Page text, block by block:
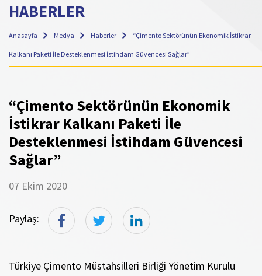
HABERLER
Anasayfa Medya Haberler “Çimento Sektörünün Ekonomik İstikrar
Kalkanı Paketi İle Desteklenmesi İstihdam Güvencesi Sağlar”
“Çimento Sektörünün Ekonomik
İstikrar Kalkanı Paketi İle
Desteklenmesi İstihdam Güvencesi
Sağlar”
07 Ekim 2020
Paylaş:
Türkiye Çimento Müstahsilleri Birliği Yönetim Kurulu